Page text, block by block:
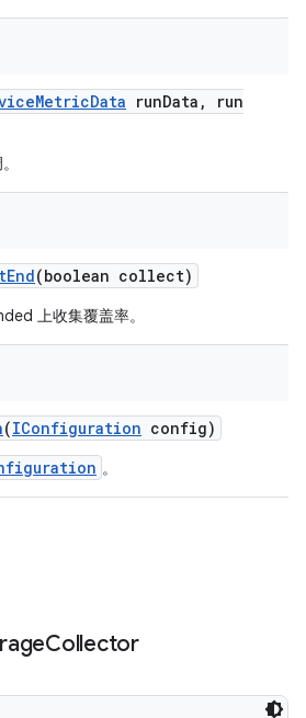
MetricData runData ,
run
End(boolean collect)
上收集覆盖率。
(IConfiguration config)
。
Collector